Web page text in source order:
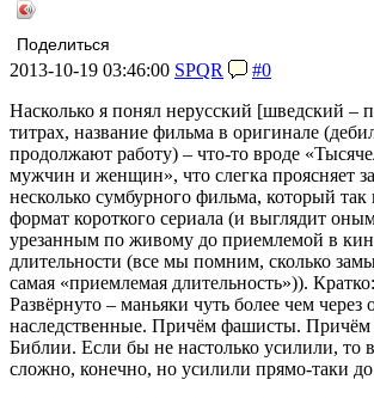
Поделиться
2013-10-19 03:46:00 SPQR
#0
Насколько я понял нерусский [шведский –
титрах, название фильма в оригинале
продолжают работу) – что-то вроде
мужчин и женщин», что слегка проясняет
несколько сумбурного фильма, который так
формат короткого сериала (и выглядит
урезанным по живому до приемлемой в
длительности (все мы помним, сколько
самая «приемлемая длительность»)).
Развёрнуто – маньяки чуть более чем
наследственные. Причём фашисты.
Библии. Если бы не настолько усилили, то
сложно, конечно, но усилили прямо-таки до